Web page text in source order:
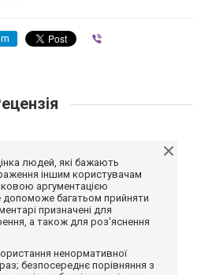
людей, які бажають
іншим користувачам
аргументацією
допоможе багатьом прийняти
призначені для
а також для роз'яснення
ненормативної
безпосереднє порівняння з